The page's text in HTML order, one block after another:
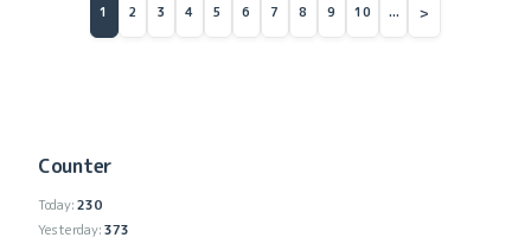
1 2 3 4 5 6 7 8 9 10 ... >
Counter
Today:230
Yesterday:373